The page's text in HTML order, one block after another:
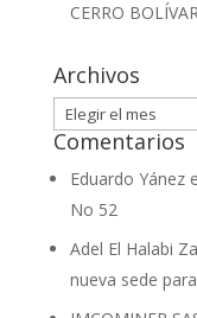
CERRO BOLÍVAR
Archivos
Archivos
Comentarios
Eduardo Yánez
No 52
Adel El Halabi
nueva sede